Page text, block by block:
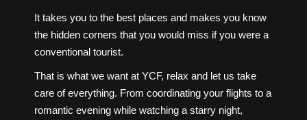
It takes you to the best places and makes you know
the hidden corners that you would miss if you were a
conventional tourist.
That is what we want at YCF, relax and let us take
care of everything. From coordinating your flights to a
romantic evening while watching a starry night,